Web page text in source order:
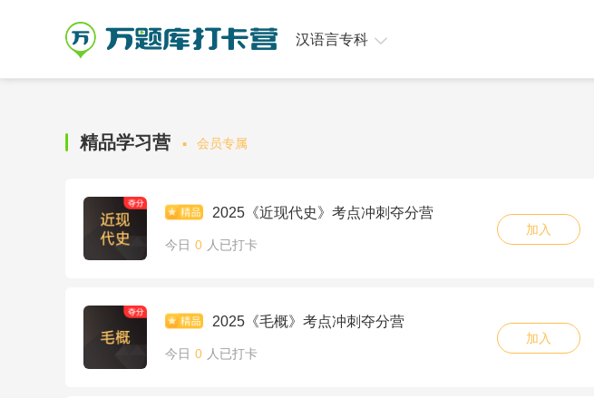
汉语言专科
精品学习营 · 会员专属
2025《近现代史》考点冲刺夺分营
今日 0 人已打卡
加入
2025《毛概》考点冲刺夺分营
今日 0 人已打卡
加入